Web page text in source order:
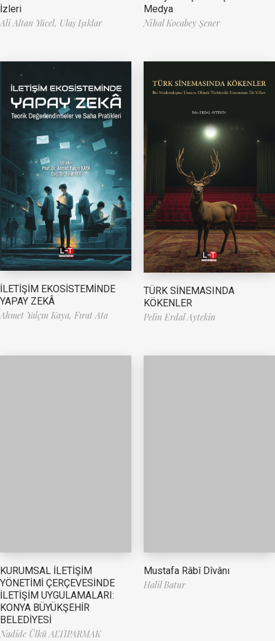
İzleri
Ali Altan Yücel, Ulaş Işıklar
Medya
Nihal Kocabey Şener
İLETİŞİM EKOSİSTEMİNDE
YAPAY ZEKÂ
Ahmet Yalçın Kaya, Fırat Ata
TÜRK SİNEMASINDA
KÖKENLER
Pelin Erdal Aytekin
KURUMSAL İLETİŞİM
YÖNETİMİ ÇERÇEVESİNDE
İLETİŞİM UYGULAMALARI:
KONYA BÜYÜKŞEHİR
BELEDİYESİ
Nadide Ülkü ALTIPARMAK
Mustafa Râbî Dîvânı
Halil Batur